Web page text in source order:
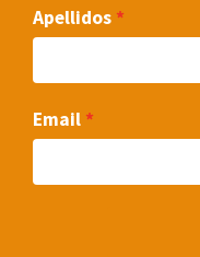
Apellidos
Email